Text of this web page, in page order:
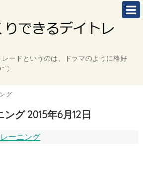
ードというのは、ドラマのように格好
´)
グ
グ 2015年6月12日
レーニング